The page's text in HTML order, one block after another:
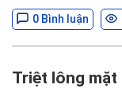
0 Bình luận
Triệt lông mặt